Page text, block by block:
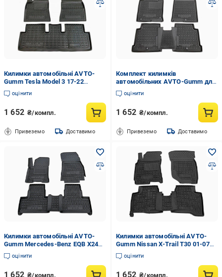
Килимки автомобільні AVTO-
Gumm Tesla Model 3 17-22
Чорний (11795)
оцінити
1 652 ₴/компл.
Привеземо Доставимо
Комплект килимків
автомобільних AVTO-Gumm для
Kia Niro Base 16- Чорний (11622)
оцінити
1 652 ₴/компл.
Привеземо Доставимо
Килимки автомобільні AVTO-
Gumm Mercedes-Benz EQB X243
21- Чорний (11962)
оцінити
1 652 ₴/компл.
Килимки автомобільні AVTO-
Gumm Nissan X-Trail T30 01-07
Чорний (11683)
оцінити
1 652 ₴/компл.